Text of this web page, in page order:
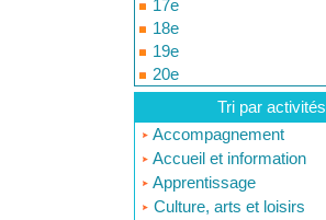
17e
18e
19e
20e
Tri par activités
Accompagnement
Accueil et information
Apprentissage
Culture, arts et loisirs